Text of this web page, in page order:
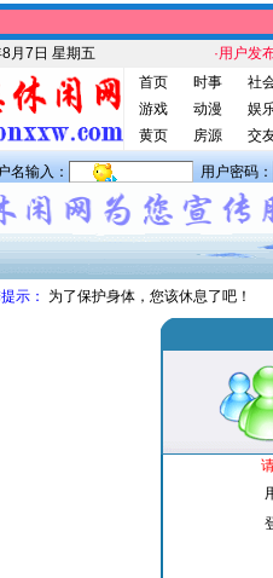
月7日 星期五 ·用户发
首页
时事 社
游戏
动漫 娱
黄页
房源 交
名输入： 用户密码：
示： 为了保护身体，您该休息了吧！